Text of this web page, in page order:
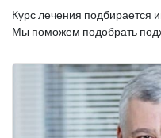
Курс лечения подбирается
Мы поможем подобрать